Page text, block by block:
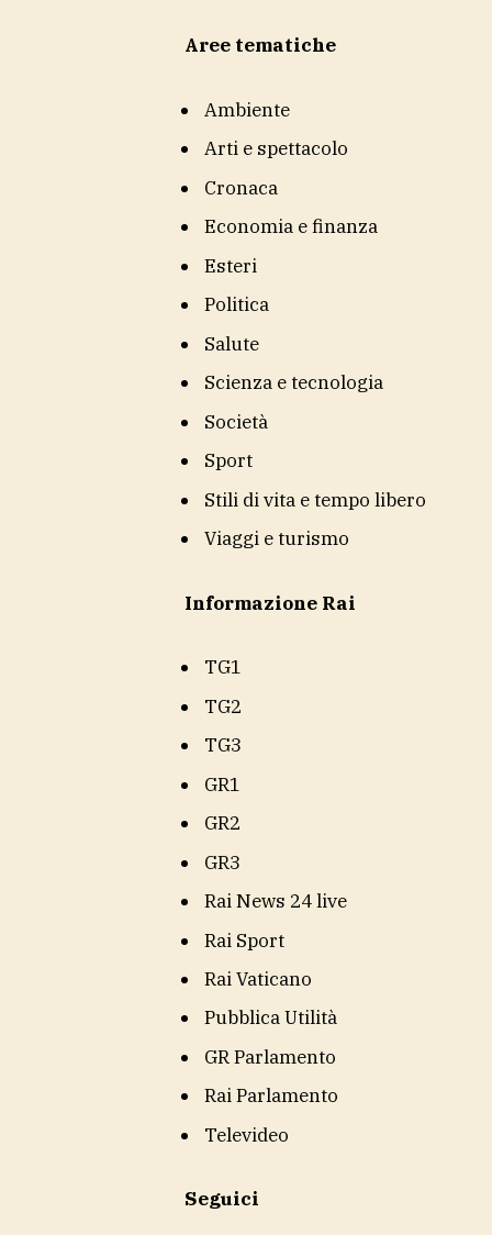
Aree tematiche
Ambiente
Arti e spettacolo
Cronaca
Economia e finanza
Esteri
Politica
Salute
Scienza e tecnologia
Società
Sport
Stili di vita e tempo libero
Viaggi e turismo
Informazione Rai
TG1
TG2
TG3
GR1
GR2
GR3
Rai News 24 live
Rai Sport
Rai Vaticano
Pubblica Utilità
GR Parlamento
Rai Parlamento
Televideo
Seguici